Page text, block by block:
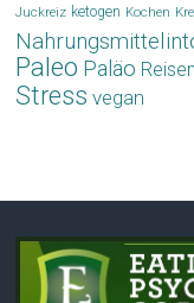
Juckreiz ketogen Kochen
Paleo Paläo Reisen
Stress vegan